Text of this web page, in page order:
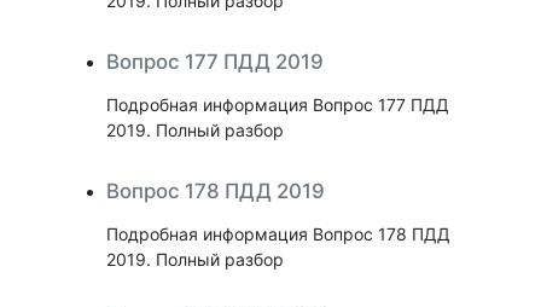
Вопрос 177 ПДД 2019
Подробная информация Вопрос 177 ПДД
2019. Полный разбор
Вопрос 178 ПДД 2019
Подробная информация Вопрос 178 ПДД
2019. Полный разбор